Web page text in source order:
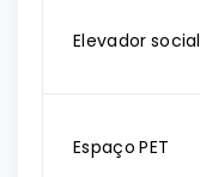
Elevador social
Espaço PET